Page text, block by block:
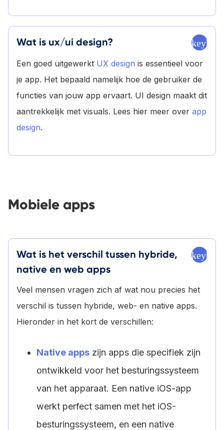
Wat is ux/ui design?
Een goed uitgewerkt UX design is essentieel voor
je app. Het bepaald namelijk hoe de gebruiker de
functies van jouw app ervaart. UI design maakt dit
aantrekkelijk met visuals. Lees hier meer over app
design.
Mobiele apps
Wat is het verschil tussen hybride,
native en web apps
Veel mensen vragen zich af wat nou precies het
verschil is tussen hybride, web- en native apps.
Hieronder in het kort de verschillen:
Native apps zijn apps die specifiek zijn
ontwikkeld voor het besturingssysteem
van het apparaat. Een native iOS-app
werkt perfect samen met het iOS-
besturingssysteem, en een native